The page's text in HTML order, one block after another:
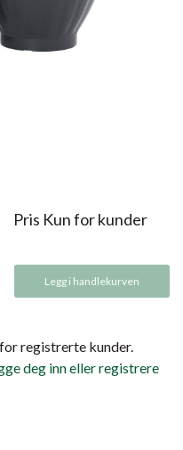
Pris Kun for kunder
Legg i handlekurven
registrerte kunder.
deg inn eller registrere